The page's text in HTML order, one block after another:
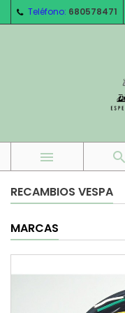
Teléfono: 680578471
 
RECAMBIOS VESPA
MARCAS